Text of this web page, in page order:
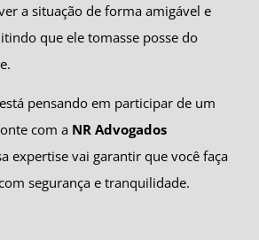
a situação de forma amigável e
que ele tomasse posse do
pensando em participar de um
com a NR Advogados
expertise vai garantir que você faça
segurança e tranquilidade.